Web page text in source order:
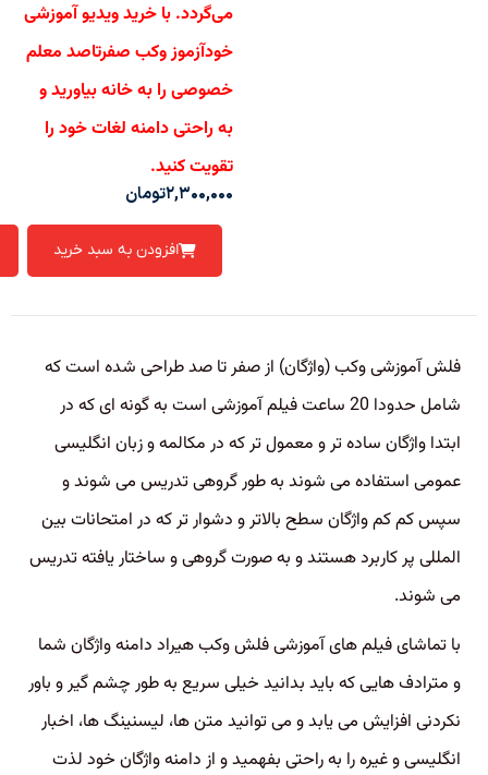
می‌گردد. با خرید ویدیو آموزشی
خودآزموز وکب صفرتاصد معلم
خصوصی را به خانه بیاورید و
به راحتی دامنه لغات خود را
تقویت کنید.
۲,۳۰۰,۰۰۰تومان
افزودن به سبد خرید
فلش آموزشی وکب (واژگان) از صفر تا صد طراحی شده است که
شامل حدودا 20 ساعت فیلم آموزشی است به گونه ای که در
ابتدا واژگان ساده تر و معمول تر که در مکالمه و زبان انگلیسی
عمومی استفاده می شوند به طور گروهی تدریس می شوند و
سپس کم کم واژگان سطح بالاتر و دشوار تر که در امتحانات بین
المللی پر کاربرد هستند و به صورت گروهی و ساختار یافته تدریس
می شوند.
با تماشای فیلم های آموزشی فلش وکب هیراد دامنه واژگان شما
و مترادف هایی که باید بدانید خیلی سریع به طور چشم گیر و باور
نکردنی افزایش می یابد و می توانید متن ها، لیسنینگ ها، اخبار
انگلیسی و غیره را به راحتی بفهمید و از دامنه واژگان خود لذت